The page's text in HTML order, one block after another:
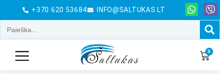
+370 620 53684 INFO@SALTUKAS.LT
0